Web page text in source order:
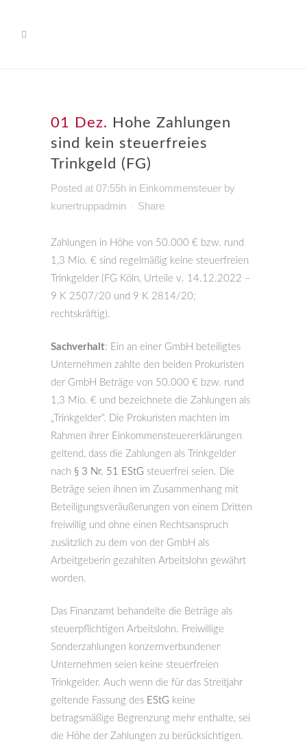
01 Dez. Hohe Zahlungen
sind kein steuerfreies
Trinkgeld (FG)
Posted at 07:55h in Einkommensteuer by
kunertruppadmin
Share
Zahlungen in Höhe von 50.000 € bzw. rund
1,3 Mio. € sind regelmäßig keine steuerfreien
Trinkgelder ( FG Köln, Urteile v. 14.12.2022 –
9 K 2507/20 und 9 K 2814/20;
rechtskräftig).
Sachverhalt: Ein an einer GmbH beteiligtes
Unternehmen zahlte den beiden Prokuristen
der GmbH Beträge von 50.000 € bzw. rund
1,3 Mio. € und bezeichnete die Zahlungen als
„Trinkgelder“. Die Prokuristen machten im
Rahmen ihrer Einkommensteuererklärungen
geltend, dass die Zahlungen als Trinkgelder
nach § 3 Nr. 51 EStG steuerfrei seien. Die
Beträge seien ihnen im Zusammenhang mit
Beteiligungsveräußerungen von einem Dritten
freiwillig und ohne einen Rechtsanspruch
zusätzlich zu dem von der GmbH als
Arbeitgeberin gezahlten Arbeitslohn gewährt
worden.
Das Finanzamt behandelte die Beträge als
steuerpflichtigen Arbeitslohn. Freiwillige
Sonderzahlungen konzernverbundener
Unternehmen seien keine steuerfreien
Trinkgelder. Auch wenn die für das Streitjahr
geltende Fassung des EStG keine
betragsmäßige Begrenzung mehr enthalte, sei
die Höhe der Zahlungen zu berücksichtigen.